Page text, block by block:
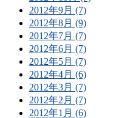
2012年9月 (7)
2012年8月 (9)
2012年7月 (7)
2012年6月 (7)
2012年5月 (7)
2012年4月 (6)
2012年3月 (7)
2012年2月 (7)
2012年1月 (6)